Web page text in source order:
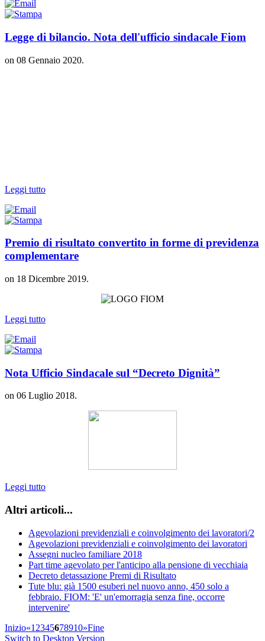
Legge di bilancio. Nota dell'ufficio sindacale Fiom
on 08 Gennaio 2020.
Leggi tutto
Premio di risultato convertito in forme di previdenza
complementare
on 18 Dicembre 2019.
Leggi tutto
Nota Ufficio Sindacale sul “Decreto Dignità”
on 06 Luglio 2018.
Leggi tutto
Altri articoli...
Agevolazioni previdenziali e coinvolgimento dei lavoratori/2
Agevolazioni previdenziali e coinvolgimento dei lavoratori
Assegni nucleo familiare 2018
Part time agevolato per l'anticipo alla pensione di vecchiaia
Decreto detassazione Premi di Risultato
Tute blu: già 1500 esuberi nel nuovo anno, 450 solo a
febbraio. FIOM: 'E' un'emorragia senza fine, occorre
intervenire'
Inizio«1 2345678910»Fine
Switch to Desktop Version